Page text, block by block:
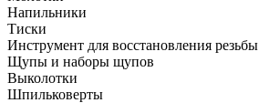
Напильники
Тиски
Инструмент для восстановления резьбы
Щупы и наборы щупов
Выколотки
Шпильковерты